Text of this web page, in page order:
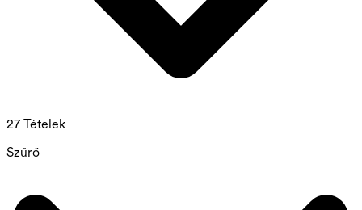
27 Tételek
Szűrő